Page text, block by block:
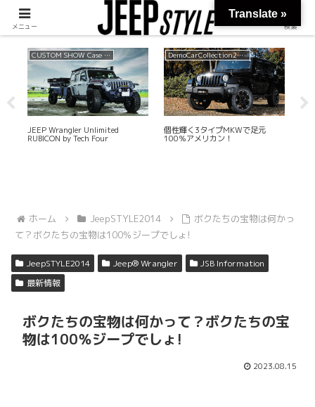
CUSTOM SHOW Case 2022 SUMMER
JEEP Wrangler Unlimited
RUBICON by Tech Four
DemoCarCollection2017
個性輝く3タイプMKWで足元
100％アメリカン！
ホーム JeepSTYLE2014
ボクたちの宝物は何かっ
て？ボクたちの宝物は100％ジープでしょ!
JeepSTYLE2014 Jeep® Wrangler
JSB Information
最新情報
ボクたちの宝物は何かって？ボクたちの宝
物は100％ジープでしょ!
2023.08.15
メニュー 検索
Translate »